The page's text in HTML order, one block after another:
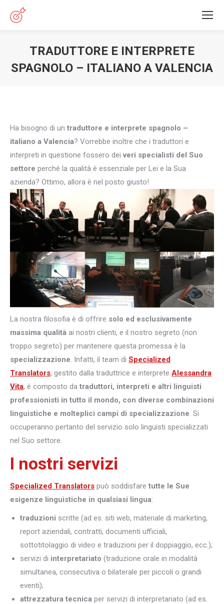
TRADUTTORE E INTERPRETE
SPAGNOLO – ITALIANO A VALENCIA
Ha bisogno di un traduttore e interprete spagnolo –
italiano a Valencia? Vorrebbe inoltre che i traduttori e
interpreti in questione fossero dei veri specialisti del Suo
settore perché la qualità è essenziale per Lei e la Sua
azienda? Ottimo, allora è nel posto giusto!
La nostra filosofia è di offrire solo ed esclusivamente
massima qualità ai nostri clienti, e il nostro segreto (non
troppo segreto) per mantenere questa promessa è la
specializzazione. Infatti, il team di Specialized
Translators, gestito dalla traduttrice e interprete Alessandra
Vita, è composto da traduttori, interpreti e altri linguisti
professionisti in tutto il mondo, con diverse combinazioni
linguistiche e molteplici campi di specializzazione. Si
occuperanno pertanto del servizio solo linguisti specializzati
nel Suo settore.
I nostri servizi
Specialized Translators può soddisfare tutte le Sue
esigenze linguistiche in qualsiasi lingua:
traduzioni scritte (ad es. siti web, materiale di marketing,
report aziendali, contratti, documenti ufficiali,
sottotitolaggio di video e traduzioni per il doppiaggio, ecc.);
servizi di interpretariato (traduzione orale in modalità
simultanea, consecutiva o bilaterale per piccoli o grandi
eventi);
attrezzatura tecnica per servizi di interpretariato (ad es.